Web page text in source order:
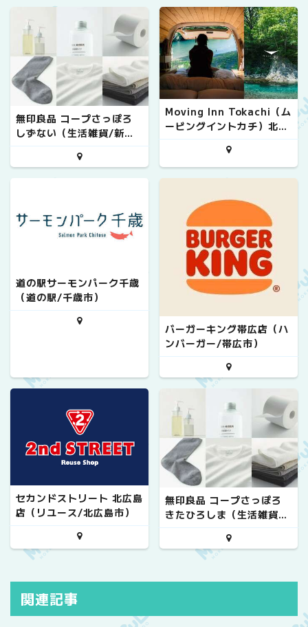
無印良品 コープさっぽろ
しずない（生活雑貨/新ひ
だか町）
Moving Inn Tokachi（ム
ービングイントカチ）北の
森（ホテル/十勝 大樹町）
道の駅サーモンパーク千歳
（道の駅/千歳市）
バーガーキング帯広店（ハ
ンバーガー/帯広市）
セカンドストリート 北広島
店（リユース/北広島市）
無印良品 コープさっぽろ
きたひろしま（生活雑貨/
北広島市）
関連記事